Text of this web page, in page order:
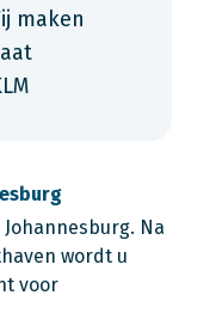
maken
Na
wordt u
voor